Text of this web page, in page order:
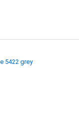
5422 grey